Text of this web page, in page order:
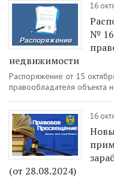
16
№
недвижимости
Распоряжение от 15
правообладателя объекта
16
(от 28.08.2024)